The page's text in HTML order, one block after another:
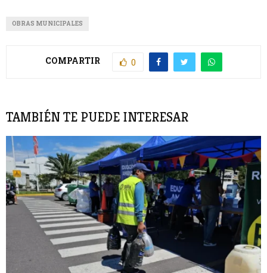
OBRAS MUNICIPALES
COMPARTIR 0
TAMBIÉN TE PUEDE INTERESAR